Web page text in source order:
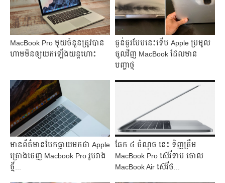
MacBook Pro មួយ​ចំនួន​ត្រូវ​បាន​
ហាម​មិន​ឲ្យ​យក​ឡើង​យន្តហោះ
ធ្ងន់ធ្ងរ​បែប​នេះ​ទើប Apple ប្រមូល
ចូលវិញ MacBook ដែលមាន
បញ្ហាថ្ម
មាន​ព័ត៌មាន​បែក​ធ្លាយ​មក​ថា Apple
គ្រោង​ចេញ​ Macbook Pro រូប​រាង​
ថ្មី​...
ឆែក ៤ ចំណុច នេះ ទិញ​ត្រឹម
MacBook Pro ស៊េរីទាប​ ចោល
MacBook Air ស៊េរីថ...